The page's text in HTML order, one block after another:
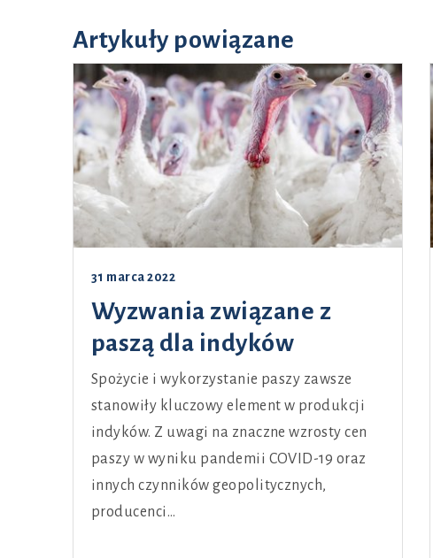
Artykuły powiązane
31 marca 2022
Wyzwania związane z
paszą dla indyków
Spożycie i wykorzystanie paszy zawsze
stanowiły kluczowy element w produkcji
indyków. Z uwagi na znaczne wzrosty cen
paszy w wyniku pandemii COVID-19 oraz
innych czynników geopolitycznych,
producenci…